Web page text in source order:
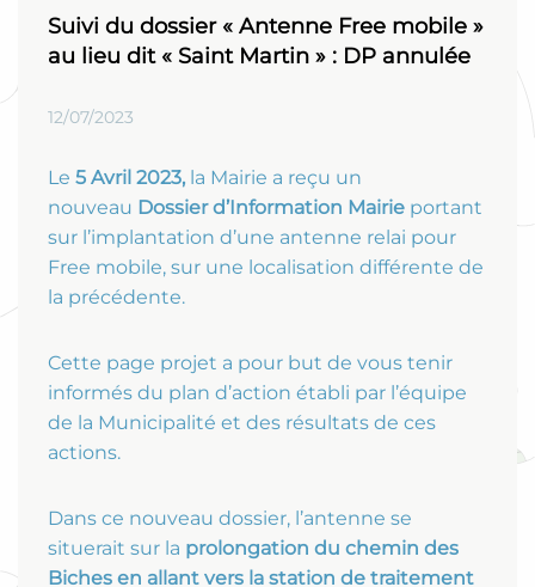
Suivi du dossier « Antenne Free mobile »
au lieu dit « Saint Martin » : DP annulée
12/07/2023
Le 5 Avril 2023, la Mairie a reçu un
nouveau Dossier d’Information Mairie portant
sur l’implantation d’une antenne relai pour
Free mobile, sur une localisation différente de
la précédente.
Cette page projet a pour but de vous tenir
informés du plan d’action établi par l’équipe
de la Municipalité et des résultats de ces
actions.
Dans ce nouveau dossier, l’antenne se
situerait sur la prolongation du chemin des
Biches en allant vers la station de traitement